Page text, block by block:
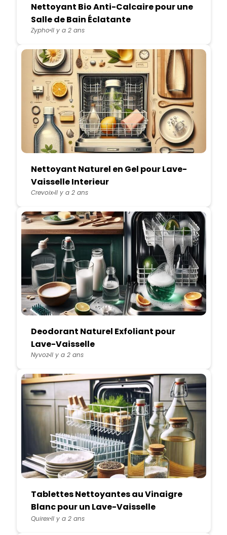
Nettoyant Bio Anti-Calcaire pour une
Salle de Bain Éclatante
ZyphoIl y a 2 ans
Nettoyant Naturel en Gel pour Lave-
Vaisselle Interieur
CrevoixIl y a 2 ans
Deodorant Naturel Exfoliant pour
Lave-Vaisselle
NyvozIl y a 2 ans
Tablettes Nettoyantes au Vinaigre
Blanc pour un Lave-Vaisselle
Etincelant
QuirexIl y a 2 ans